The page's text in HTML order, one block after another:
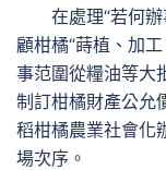
在處理“若何辦
顧柑橘“蒔植、加
事范圍從糧油等大
制訂柑橘財產公允
稻柑橘農業社會化
場次序。